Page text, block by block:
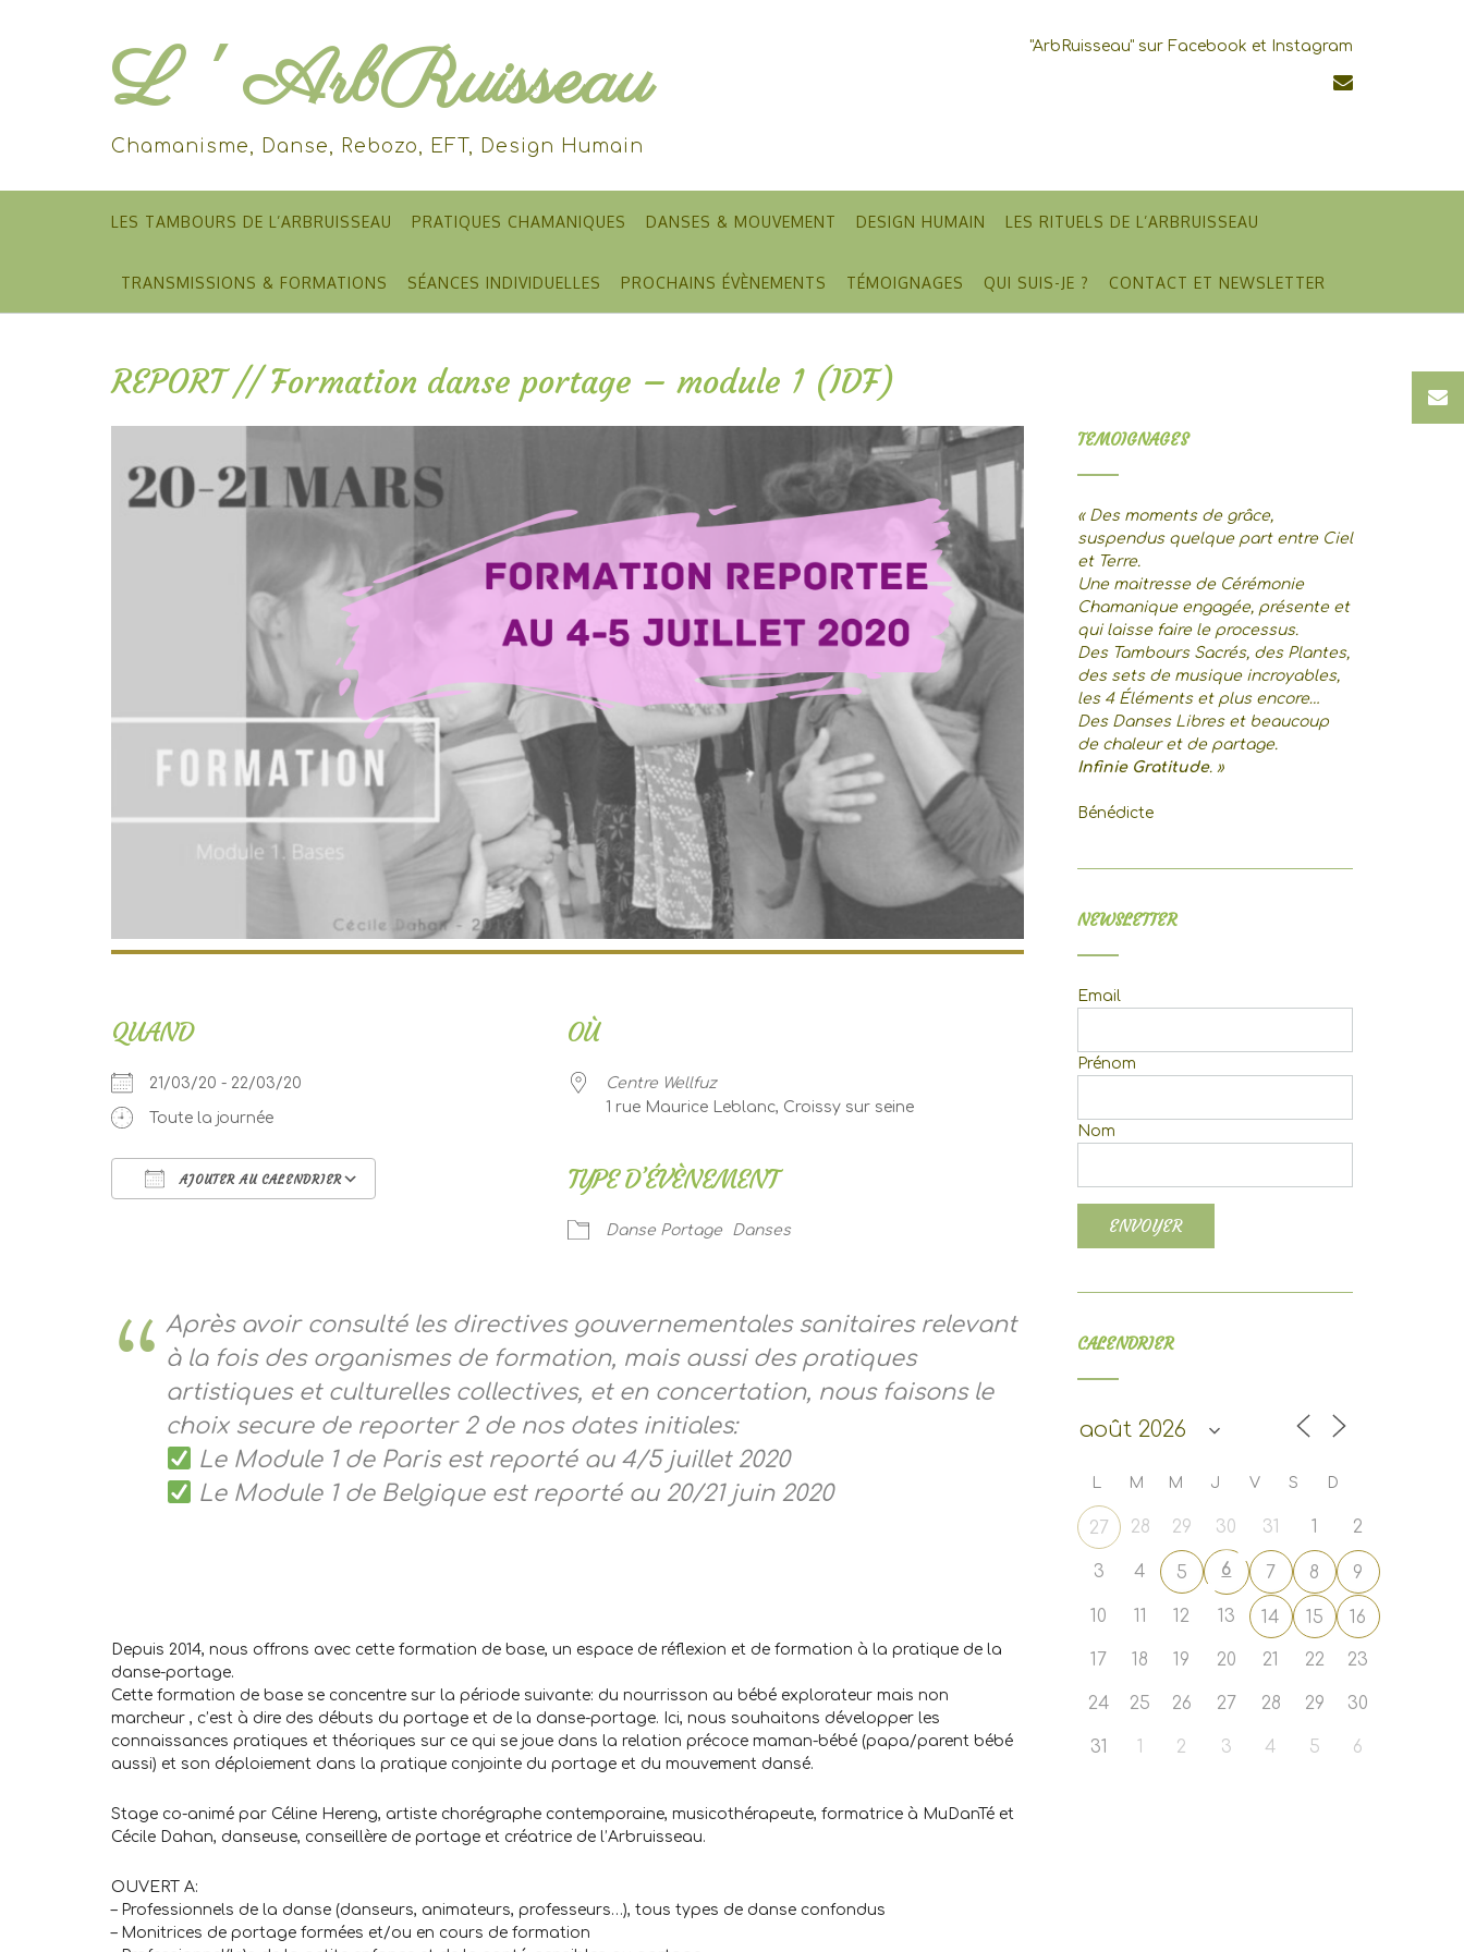
L ' ArbRuisseau
Chamanisme, Danse, Rebozo, EFT, Design Humain
"ArbRuisseau" sur Facebook et Instagram
LES TAMBOURS DE L’ARBRUISSEAU PRATIQUES CHAMANIQUES DANSES & MOUVEMENT DESIGN HUMAIN LES RITUELS DE L’ARBRUISSEAU
TRANSMISSIONS & FORMATIONS SÉANCES INDIVIDUELLES PROCHAINS ÉVÈNEMENTS TÉMOIGNAGES QUI SUIS-JE ? CONTACT ET NEWSLETTER
REPORT // Formation danse portage – module 1 (IDF)
QUAND
21/03/20 - 22/03/20
Toute la journée
AJOUTER AU CALENDRIER
iCalendar
OÙ
Centre Wellfuz
1 rue Maurice Leblanc, Croissy sur seine
TYPE D’ÉVÈNEMENT
Danse Portage Danses
Après avoir consulté les directives gouvernementales sanitaires relevant
à la fois des organismes de formation, mais aussi des pratiques
artistiques et culturelles collectives, et en concertation, nous faisons le
choix secure de reporter 2 de nos dates initiales:
Le Module 1 de Paris est reporté au 4/5 juillet 2020
Le Module 1 de Belgique est reporté au 20/21 juin 2020
Depuis 2014, nous offrons avec cette formation de base, un espace de réflexion et de formation à la pratique de la
danse-portage.
Cette formation de base se concentre sur la période suivante: du nourrisson au bébé explorateur mais non
marcheur , c’est à dire des débuts du portage et de la danse-portage. Ici, nous souhaitons développer les
connaissances pratiques et théoriques sur ce qui se joue dans la relation précoce maman-bébé (papa/parent bébé
aussi) et son déploiement dans la pratique conjointe du portage et du mouvement dansé.
Stage co-animé par Céline Hereng, artiste chorégraphe contemporaine, musicothérapeute, formatrice à MuDanTé et
Cécile Dahan, danseuse, conseillère de portage et créatrice de l’Arbruisseau.
OUVERT A:
– Professionnels de la danse (danseurs, animateurs, professeurs…), tous types de danse confondus
– Monitrices de portage formées et/ou en cours de formation
TEMOIGNAGES
« Des moments de grâce,
suspendus quelque part entre Ciel
et Terre.
Une maitresse de Cérémonie
Chamanique engagée, présente et
qui laisse faire le processus.
Des Tambours Sacrés, des Plantes,
des sets de musique incroyables,
les 4 Éléments et plus encore…
Des Danses Libres et beaucoup
de chaleur et de partage.
Infinie Gratitude. »
Bénédicte
NEWSLETTER
Email
Prénom
Nom
CALENDRIER
L M M J V S D
27 28 29 30 31 2
3 4 5 6 7 8 9
10 12 13 14 15 16
17 18 19 20 21 22 23
24 25 26 27 28 29 30
31 2 3 4 5 6